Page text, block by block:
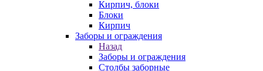
Кирпич, блоки
Блоки
Кирпич
Заборы и ограждения
Назад
Заборы и ограждения
Столбы заборные